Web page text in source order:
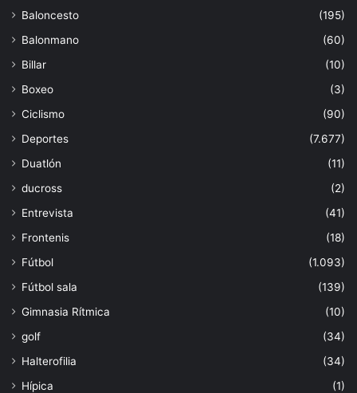
Baloncesto
(195)
Balonmano
(60)
Billar
(10)
Boxeo
(3)
Ciclismo
(90)
Deportes
(7.677)
Duatlón
(11)
ducross
(2)
Entrevista
(41)
Frontenis
(18)
Fútbol
(1.093)
Fútbol sala
(139)
Gimnasia Rítmica
(10)
golf
(34)
Halterofilia
(34)
Hípica
(1)